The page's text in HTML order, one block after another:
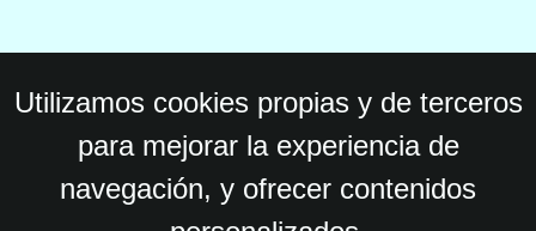
Utilizamos cookies propias y de terceros
para mejorar la experiencia de
navegación, y ofrecer contenidos